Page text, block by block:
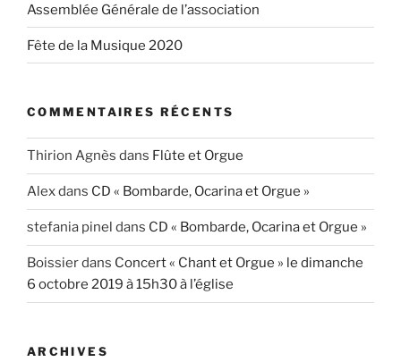
Assemblée Générale de l’association
Fête de la Musique 2020
COMMENTAIRES RÉCENTS
Thirion Agnès dans Flûte et Orgue
Alexdans CD « Bombarde, Ocarina et Orgue »
stefania pinel dans CD « Bombarde, Ocarina et Orgue »
Boissierdans Concert « Chant et Orgue » le dimanche
6 octobre 2019 à 15h30 à l’église
ARCHIVES